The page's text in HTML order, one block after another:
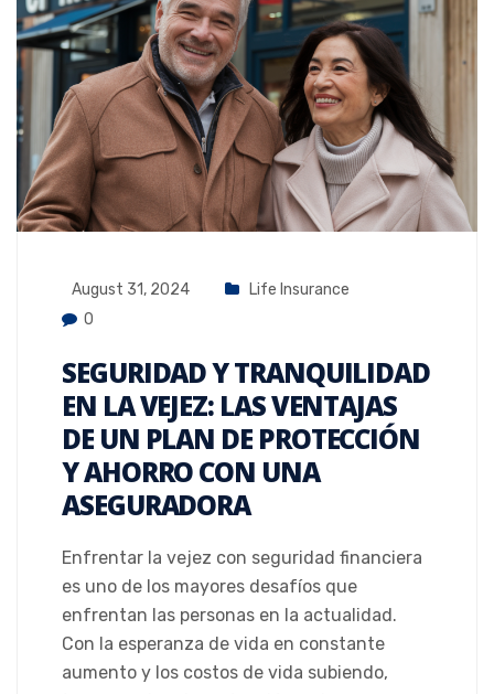
August 31, 2024
Life Insurance
0
SEGURIDAD Y TRANQUILIDAD
EN LA VEJEZ: LAS VENTAJAS
DE UN PLAN DE PROTECCIÓN
Y AHORRO CON UNA
ASEGURADORA
Enfrentar la vejez con seguridad financiera
es uno de los mayores desafíos que
enfrentan las personas en la actualidad.
Con la esperanza de vida en constante
aumento y los costos de vida subiendo,